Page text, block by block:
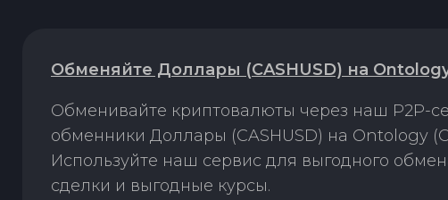
Обменяйте Доллары (CASHUSD) на
Обменивайте криптовалюты через наш P2P-
обменники Доллары (CASHUSD) на Ontology
Используйте наш сервис для выгодного
сделки и выгодные курсы.